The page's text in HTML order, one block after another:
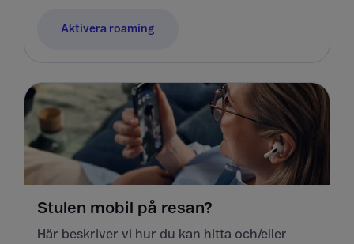
Aktivera roaming
Stulen mobil på resan?
Här beskriver vi hur du kan hitta och/eller